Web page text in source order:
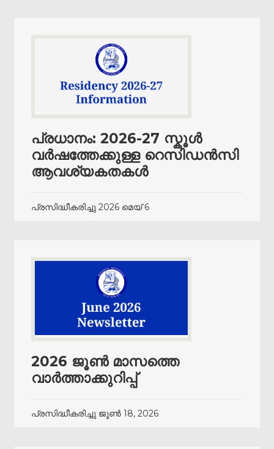
പ്രധാനം: 2026-27 സ്കൂൾ
വർഷത്തേക്കുള്ള റെസിഡൻസി
ആവശ്യകതകൾ
പ്രസിദ്ധീകരിച്ചു2026 മെയ് 6
2026 ജൂൺ മാസത്തെ
വാർത്താക്കുറിപ്പ്
പ്രസിദ്ധീകരിച്ചു ജൂൺ 18, 2026